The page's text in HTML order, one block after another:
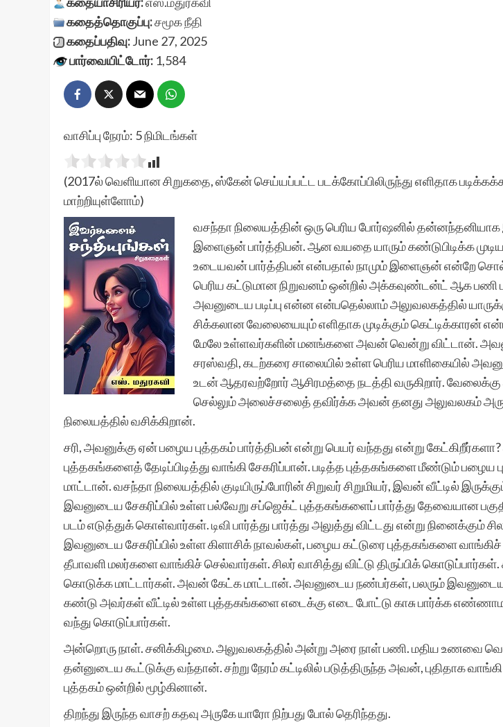
கதைத்தொகுப்பு:சமூக நீதி
கதைப்பதிவு:June 27, 2025
பார்வையிட்டோர்: 1,584
வாசிப்பு நேரம்: 5நிமிடங்கள்
(2017ல் வெளியான சிறுகதை, ஸ்கேன் செய்யப்பட்ட படக்கோப்பிலிருந்து எளிதாக
மாற்றியுள்ளோம்)
வசந்தா நிலையத்தின் ஒரு பெரிய போர்ஷனில் தன்னந்தனியாக
இளைஞன் பார்த்திபன். ஆன வயதை யாரும் கண்டுபிடிக்க
உடையவன் பார்த்திபன் என்பதால் நாமும் இளைஞன் என்றே
பெரிய கட்டுமான நிறுவனம் ஒன்றில் அக்கவுண்டன்ட் ஆக பணி
அவனுடைய படிப்பு என்ன என்பதெல்லாம் அலுவலகத்தில்
சிக்கலான வேலையையும் எளிதாக முடிக்கும் கெட்டிக்காரன்
மேலே உள்ளவர்களின் மனங்களை அவன் வென்று விட்டான்.
சரஸ்வதி, கடற்கரை சாலையில் உள்ள பெரிய மாளிகையில்
உடன் ஆதரவற்றோர் ஆசிரமத்தை நடத்தி வருகிறார். வேலைக்கு
செல்லும் அலைச்சலைத் தவிர்க்க அவன் தனது அலுவலகம்
நிலையத்தில் வசிக்கிறான்.
சரி, அவனுக்கு ஏன் பழைய புத்தகம் பார்த்திபன் என்று பெயர் வந்தது என்று
புத்தகங்களைத் தேடிப்பிடித்து வாங்கி சேகரிப்பான். படித்த புத்தகங்களை மீண்டும் பழைய
மாட்டான். வசந்தா நிலையத்தில் குடியிருப்போரின் சிறுவர் சிறுமியர், இவன் வீட்டில்
இவனுடைய சேகரிப்பில் உள்ள பல்வேறு சப்ஜெக்ட் புத்தகங்களைப் பார்த்து தேவையான
படம் எடுத்துக் கொள்வார்கள். டிவி பார்த்து பார்த்து அலுத்து விட்டது என்று நினைக்கும்
இவனுடைய சேகரிப்பில் உள்ள கிளாசிக் நாவல்கள், பழைய கட்டுரை புத்தகங்களை
தீபாவளி மலர்களை வாங்கிச் செல்வார்கள். சிலர் வாசித்து விட்டு திருப்பிக் கொடுப்பார்கள்.
கொடுக்க மாட்டார்கள். அவன் கேட்க மாட்டான். அவனுடைய நண்பர்கள், பலரும்
கண்டு அவர்கள் வீட்டில் உள்ள புத்தகங்களை எடைக்கு எடை போட்டு காசு பார்க்க
வந்து கொடுப்பார்கள்.
அன்றொரு நாள். சனிக்கிழமை. அலுவலகத்தில் அன்று அரை நாள் பணி. மதிய உணவை
தன்னுடைய கூட்டுக்கு வந்தான். சற்று நேரம் கட்டிலில் படுத்திருந்த அவன், புதிதாக
புத்தகம் ஒன்றில் மூழ்கினான்.
திறந்து இருந்த வாசற் கதவு அருகே யாரோ நிற்பது போல் தெரிந்தது.
என்னைப்